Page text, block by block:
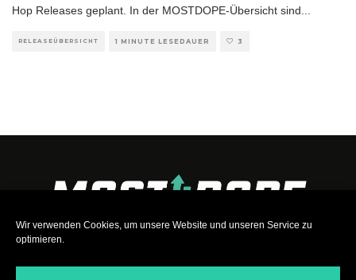
Wir verwenden Cookies, um unsere Website und unseren Service zu
optimieren.
Hop Releases geplant. In der MOSTDOPE-Übersicht sind
RELEASEÜBERSICHT 1 MINUTE LESEDAUER 3